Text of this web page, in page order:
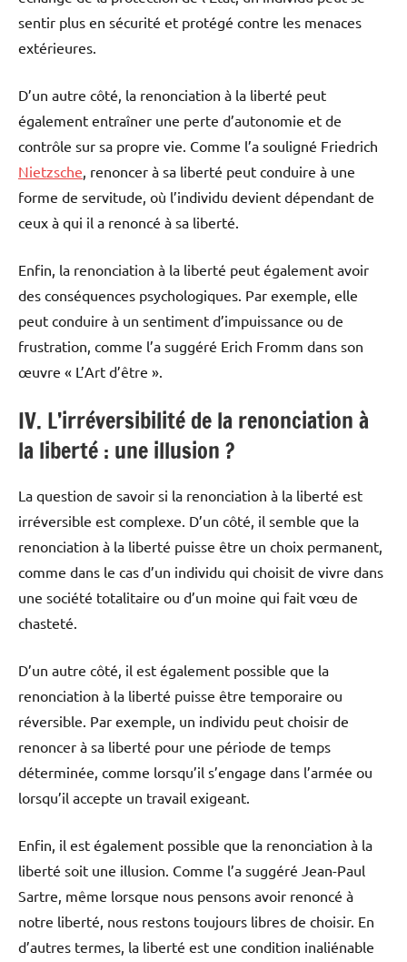
sentir plus en sécurité et protégé contre les menaces
extérieures.
D’un autre côté, la renonciation à la liberté peut
également entraîner une perte d’autonomie et de
contrôle sur sa propre vie. Comme l’a souligné Friedrich
Nietzsche, renoncer à sa liberté peut conduire à une
forme de servitude, où l’individu devient dépendant de
ceux à qui il a renoncé à sa liberté.
Enfin, la renonciation à la liberté peut également avoir
des conséquences psychologiques. Par exemple, elle
peut conduire à un sentiment d’impuissance ou de
frustration, comme l’a suggéré Erich Fromm dans son
œuvre « L’Art d’être ».
IV. L’irréversibilité de la renonciation à
la liberté : une illusion ?
La question de savoir si la renonciation à la liberté est
irréversible est complexe. D’un côté, il semble que la
renonciation à la liberté puisse être un choix permanent,
comme dans le cas d’un individu qui choisit de vivre dans
une société totalitaire ou d’un moine qui fait vœu de
chasteté.
D’un autre côté, il est également possible que la
renonciation à la liberté puisse être temporaire ou
réversible. Par exemple, un individu peut choisir de
renoncer à sa liberté pour une période de temps
déterminée, comme lorsqu’il s’engage dans l’armée ou
lorsqu’il accepte un travail exigeant.
Enfin, il est également possible que la renonciation à la
liberté soit une illusion. Comme l’a suggéré Jean-Paul
Sartre, même lorsque nous pensons avoir renoncé à
notre liberté, nous restons toujours libres de choisir. En
d’autres termes, la liberté est une condition inaliénable